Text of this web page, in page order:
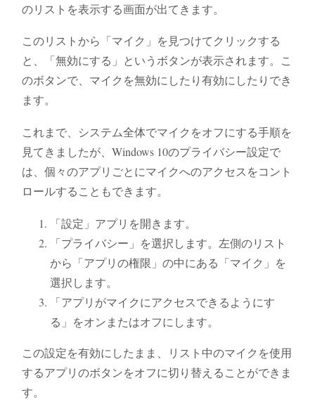
のリストを表示する画面が出てきます。
このリストから「マイク」を見つけてクリックする
と、「無効にする」というボタンが表示されます。こ
のボタンで、マイクを無効にしたり有効にしたりでき
ます。
これまで、システム全体でマイクをオフにする手順を
見てきましたが、Windows 10のプライバシー設定で
は、個々のアプリごとにマイクへのアクセスをコント
ロールすることもできます。
「設定」アプリを開きます。
「プライバシー」を選択します。左側のリスト
から「アプリの権限」の中にある「マイク」を
選択します。
「アプリがマイクにアクセスできるようにす
る」をオンまたはオフにします。
この設定を有効にしたまま、リスト中のマイクを使用
するアプリのボタンをオフに切り替えることができま
す。